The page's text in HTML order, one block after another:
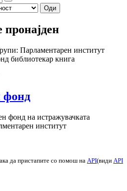
Оди
пронајден
Парламентарен институт
библиотекар книга
фонд
фонд на истражувачката
институт
да пристапите со помош на API(види API